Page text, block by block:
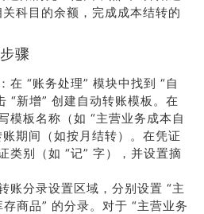
科目的余额，完成成本结转的
骤
：在 “账务处理” 模块中找到 “自
“新增” 创建自动转账模板。在
模板名称（如 “主营业务成本自
期间（如按月结转）。在凭证
类别（如 “记” 字），并设置摘
账分录设置区域，分别设置 “主
商品” 的分录。对于 “主营业务